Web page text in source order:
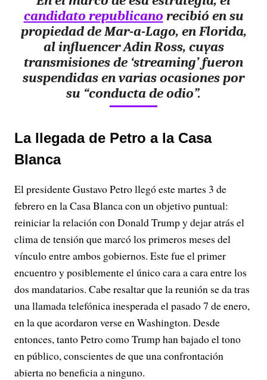
candidato republicano recibió en su
propiedad de Mar-a-Lago, en Florida,
al influencer Adin Ross, cuyas
transmisiones de ‘streaming’ fueron
suspendidas en varias ocasiones por
su “conducta de odio”.
La llegada de Petro a la Casa
Blanca
El presidente Gustavo Petro llegó este martes 3 de
febrero en la Casa Blanca con un objetivo puntual:
reiniciar la relación con Donald Trump y dejar atrás el
clima de tensión que marcó los primeros meses del
vínculo entre ambos gobiernos. Este fue el primer
encuentro y posiblemente el único cara a cara entre los
dos mandatarios. Cabe resaltar que la reunión se da tras
una llamada telefónica inesperada el pasado 7 de enero,
en la que acordaron verse en Washington. Desde
entonces, tanto Petro como Trump han bajado el tono
en público, conscientes de que una confrontación
abierta no beneficia a ninguno.